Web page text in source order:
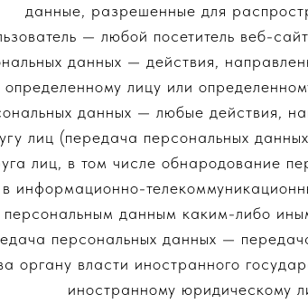
данные, разрешенные для
— любой посетитель веб-
данных — действия,
определенному лицу или
данных — любые действия,
лиц (передача персональных
лиц, в том числе обнародование
персональным данным каким-либо
персональных данных —
органу власти иностранного
иностранному юридическому